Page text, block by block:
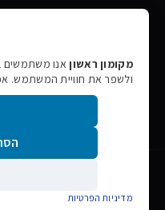
טלפון:
מקומון
מקומון ראשוןאנו משתמשים
ולשפר את חוויית המשתמש.
מדיניות הפרטיות
גלילה